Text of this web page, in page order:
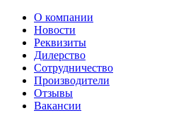
О компании
Новости
Реквизиты
Дилерство
Сотрудничество
Производители
Отзывы
Вакансии